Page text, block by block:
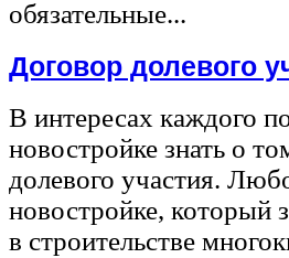
обязательные...
Договор долевого
В интересах каждого
новостройке знать о
долевого участия.
новостройке, который
в строительстве